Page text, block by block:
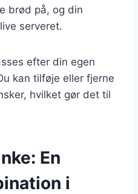
brød på, og din
serveret.
efter din egen
kan tilføje eller fjerne
hvilket gør det til
En
i